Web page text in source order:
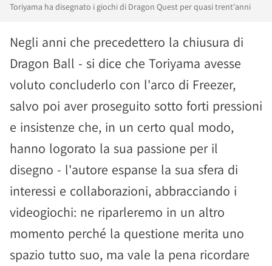
Toriyama ha disegnato i giochi di Dragon Quest per quasi trent'anni
Negli anni che precedettero la chiusura di
Dragon Ball - si dice che Toriyama avesse
voluto concluderlo con l'arco di Freezer,
salvo poi aver proseguito sotto forti pressioni
e insistenze che, in un certo qual modo,
hanno logorato la sua passione per il
disegno - l'autore espanse la sua sfera di
interessi e collaborazioni, abbracciando i
videogiochi: ne riparleremo in un altro
momento perché la questione merita uno
spazio tutto suo, ma vale la pena ricordare